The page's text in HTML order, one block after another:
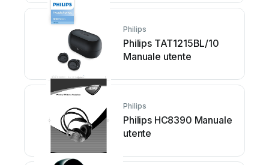
Philips
Philips TAT1215BL/10
Manuale utente
Philips
Philips HC8390 Manuale
utente